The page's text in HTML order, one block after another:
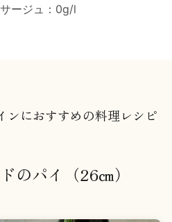
ージュ：0g/l
ンにおすすめの料理レシピ
のパイ（26㎝）